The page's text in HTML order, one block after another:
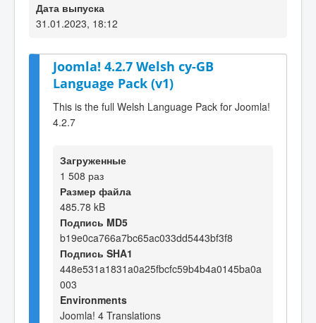
Дата выпуска
31.01.2023, 18:12
Joomla! 4.2.7 Welsh cy-GB
Language Pack (v1)
This is the full Welsh Language Pack for Joomla!
4.2.7
Загруженные
1 508 раз
Размер файла
485.78 kB
Подпись MD5
b19e0ca766a7bc65ac033dd5443bf3f8
Подпись SHA1
448e531a1831a0a25fbcfc59b4b4a0145ba0a
003
Environments
Joomla! 4 Translations